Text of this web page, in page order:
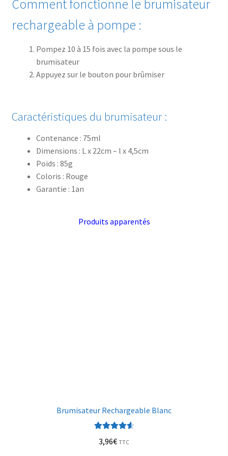
Comment fonctionne le brumisateur
rechargeable à pompe :
Pompez 10 à 15 fois avec la pompe sous le
brumisateur
Appuyez sur le bouton pour brûmiser
Caractéristiques du brumisateur :
Contenance : 75ml
Dimensions : L x 22cm – l x 4,5cm
Poids : 85g
Coloris : Rouge
Garantie : 1an
Produits apparentés
Brumisateur Rechargeable Blanc
3,96€ TTC